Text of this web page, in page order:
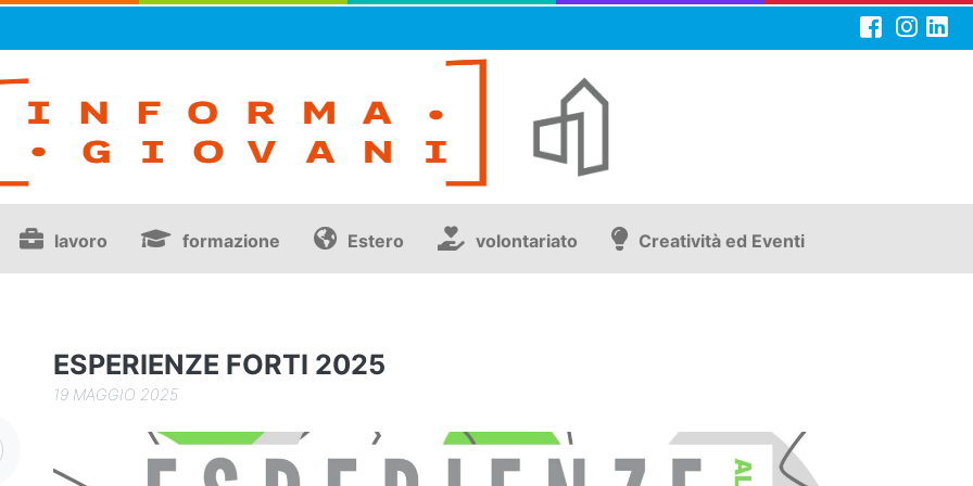
lavoro formazione Estero volontariato Creatività ed Eventi
ESPERIENZE FORTI 2025
19 MAGGIO 2025